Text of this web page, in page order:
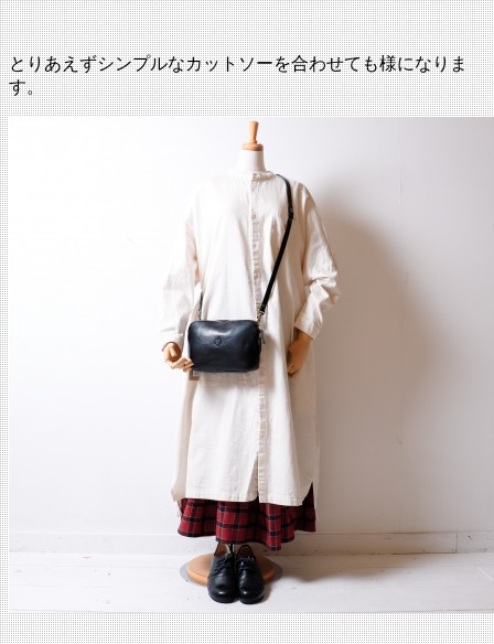
とりあえずシンプルなカットソーを合わせても様になりま
す。